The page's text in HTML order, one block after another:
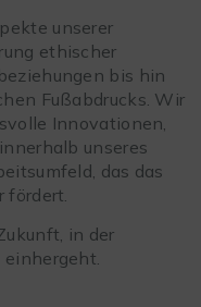
unserer
ethischer
bis hin
Fußabdrucks. Wir
Innovationen,
unseres
das das
in der